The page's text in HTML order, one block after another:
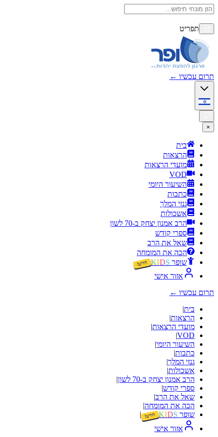
תפריט
תרום עכשיו ←
×
בית
הרצאות
מועדי הרצאות
VOD
השיעור היומי
כתבות
גנזי המלך
אשכולות
הרב אמנון יצחק ב-70 לשון
ספרי קודש
שאל את הרב
הכה את המומחה
שופר
KIDS חדש!
אזור אישי
תרום עכשיו ←
בית|
הרצאות|
מועדי הרצאות|
VOD
|
השיעור היומי|
כתבות|
גנזי המלך|
אשכולות|
הרב אמנון יצחק ב-70 לשון
|
ספרי קודש|
שאל את הרב|
הכה את המומחה|
שופר
KIDS חדש! |
אזור אישי